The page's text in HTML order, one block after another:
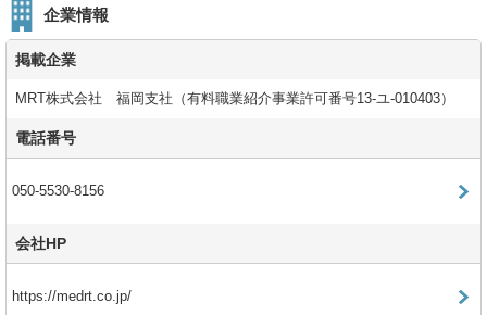
企業情報
掲載企業
MRT株式会社 福岡支社（有料職業紹介事業許可番号13-ユ-010403）
電話番号
050-5530-8156
会社HP
https://medrt.co.jp/